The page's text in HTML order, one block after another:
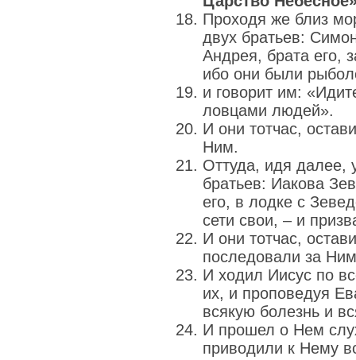
Проходя же близ
двух братьев:
Андрея, брата его,
ибо они были
и говорит им:
ловцами людей».
И они тотчас,
Ним.
Оттуда, идя далее,
братьев: Иакова
его, в лодке с
сети свои, – и
И они тотчас,
последовали за
И ходил Иисус по
их, и проповедуя
всякую болезнь и
И прошел о Нем
приводили к Нему